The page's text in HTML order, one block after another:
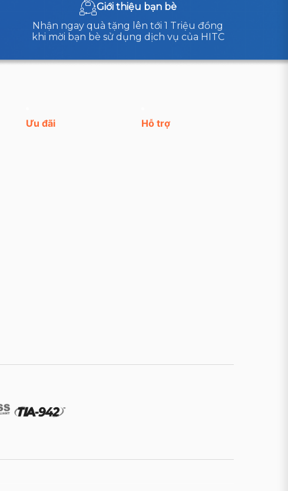
Giới thiệu bạn bè
Nhận ngay quà tặng lên tới 1 Triệu đồng
khi mời bạn bè sử dụng dịch vụ của HITC
Ưu đãi Hỗ trợ